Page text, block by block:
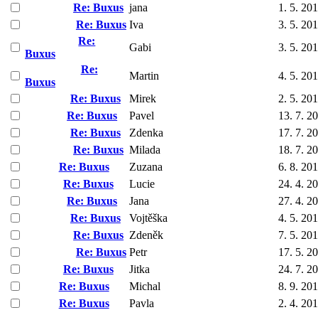
Re: Buxus jana
1. 5.
Re: Buxus Iva
3. 5.
Re:
Buxus
Gabi
3. 5.
Re:
Buxus
Martin
4. 5.
Re: Buxus
Mirek
2. 5.
Re: Buxus
Pavel
13. 7.
Re: Buxus
Zdenka
17. 7.
Re: Buxus Milada
18. 7.
Re: Buxus
Zuzana
6. 8.
Re: Buxus
Lucie
24. 4.
Re: Buxus
Jana
27. 4.
Re: Buxus
Vojtěška
4. 5.
Re: Buxus Zdeněk
7. 5.
Re: Buxus Petr
17. 5.
Re: Buxus
Jitka
24. 7.
Re: Buxus
Michal
8. 9.
Re: Buxus
Pavla
2. 4.